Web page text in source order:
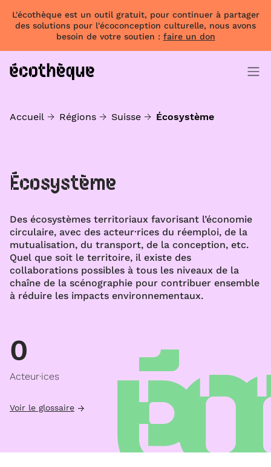
L'écothèque est un outil gratuit, pour continuer à partager
des solutions pour l'écoconception culturelle, nous avons
besoin de votre soutien : faire un don
Accueil Régions Suisse Écosystème
Écosystème
Des écosystèmes territoriaux favorisant l’économie
circulaire, avec des acteur·rices du réemploi, de la
mutualisation, du transport, de la conception, etc.
Quel que soit le territoire, il existe des
collaborations possibles à tous les niveaux de la
chaîne de la scénographie pour contribuer ensemble
à réduire les impacts environnementaux.
0
Acteur·ices
Voir le glossaire